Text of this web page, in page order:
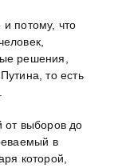
потому, что
решения,
то есть
от выборов до
в
которой,